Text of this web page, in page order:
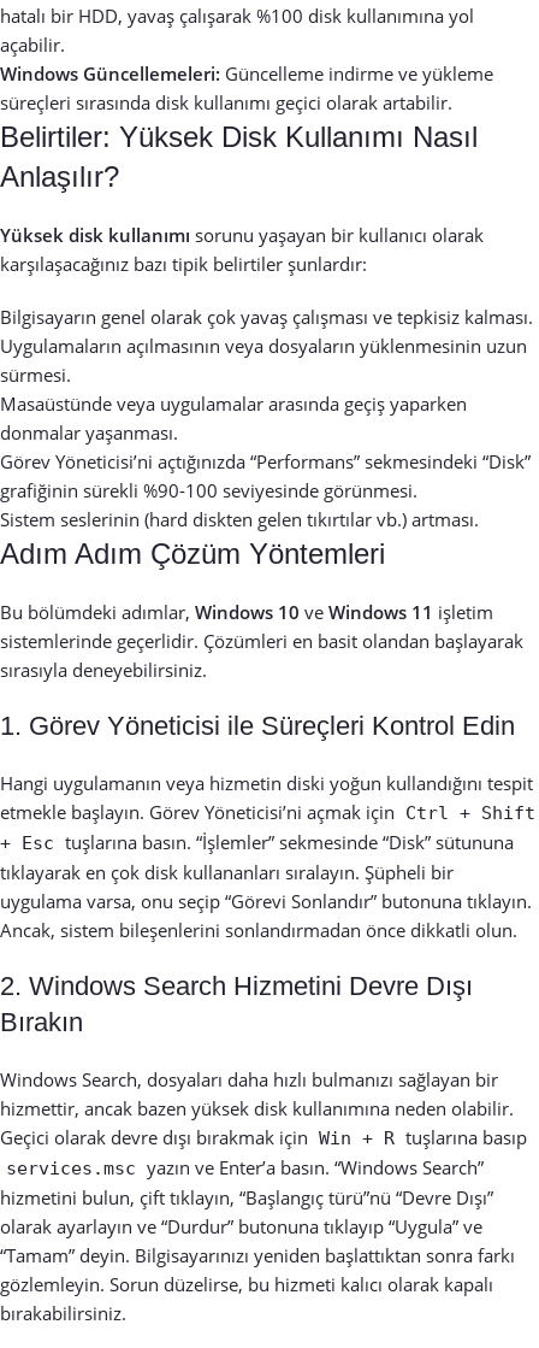
hatalı bir HDD, yavaş çalışarak %100 disk kullanımına yol
açabilir.
Windows Güncellemeleri: Güncelleme indirme ve yükleme
süreçleri sırasında disk kullanımı geçici olarak artabilir.
Belirtiler: Yüksek Disk Kullanımı Nasıl
Anlaşılır?
Yüksek disk kullanımı sorunu yaşayan bir kullanıcı olarak
karşılaşacağınız bazı tipik belirtiler şunlardır:
Bilgisayarın genel olarak çok yavaş çalışması ve tepkisiz kalması.
Uygulamaların açılmasının veya dosyaların yüklenmesinin uzun
sürmesi.
Masaüstünde veya uygulamalar arasında geçiş yaparken
donmalar yaşanması.
Görev Yöneticisi’ni açtığınızda “Performans” sekmesindeki “Disk”
grafiğinin sürekli %90-100 seviyesinde görünmesi.
Sistem seslerinin (hard diskten gelen tıkırtılar vb.) artması.
Adım Adım Çözüm Yöntemleri
Bu bölümdeki adımlar, Windows 10 ve Windows 11 işletim
sistemlerinde geçerlidir. Çözümleri en basit olandan başlayarak
sırasıyla deneyebilirsiniz.
1. Görev Yöneticisi ile Süreçleri Kontrol Edin
Hangi uygulamanın veya hizmetin diski yoğun kullandığını tespit
etmekle başlayın. Görev Yöneticisi’ni açmak için
Ctrl + Shift
+ Esc tuşlarına basın. “İşlemler” sekmesinde “Disk” sütununa
tıklayarak en çok disk kullananları sıralayın. Şüpheli bir
uygulama varsa, onu seçip “Görevi Sonlandır” butonuna tıklayın.
Ancak, sistem bileşenlerini sonlandırmadan önce dikkatli olun.
2. Windows Search Hizmetini Devre Dışı
Bırakın
Windows Search, dosyaları daha hızlı bulmanızı sağlayan bir
hizmettir, ancak bazen yüksek disk kullanımına neden olabilir.
Geçici olarak devre dışı bırakmak için Win + R tuşlarına basıp
services.msc yazın ve Enter’a basın. “Windows Search”
hizmetini bulun, çift tıklayın, “Başlangıç türü”nü “Devre Dışı”
olarak ayarlayın ve “Durdur” butonuna tıklayıp “Uygula” ve
“Tamam” deyin. Bilgisayarınızı yeniden başlattıktan sonra farkı
gözlemleyin. Sorun düzelirse, bu hizmeti kalıcı olarak kapalı
bırakabilirsiniz.